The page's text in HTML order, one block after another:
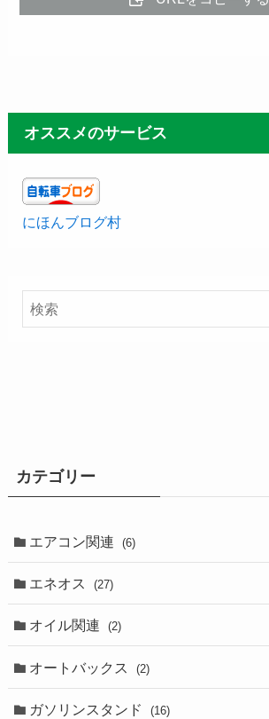
オススメのサービス
にほんブログ村
カテゴリー
エアコン関連 (6)
エネオス (27)
オイル関連 (2)
オートバックス (2)
ガソリンスタンド (16)